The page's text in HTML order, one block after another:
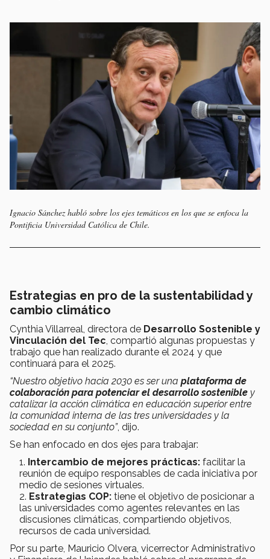
Ignacio Sánchez habló sobre los ejes temáticos en los que se enfoca la
Pontificia Universidad Católica de Chile.
Estrategias en pro de la sustentabilidad y
cambio climático
Cynthia Villarreal, directora de Desarrollo Sostenible y
Vinculación del Tec, compartió algunas propuestas y
trabajo que han realizado durante el 2024 y que
continuará para el 2025.
“Nuestro objetivo hacia 2030 es ser una plataforma de
colaboración para potenciar el desarrollo sostenible y
catalizar la acción climática en educación superior entre
la comunidad interna de las tres universidades y la
sociedad en su conjunto”, dijo.
Se han enfocado en dos ejes para trabajar:
Intercambio de mejores prácticas: facilitar la
reunión de equipo responsables de cada iniciativa por
medio de sesiones virtuales.
Estrategias COP: tiene el objetivo de posicionar a
las universidades como agentes relevantes en las
discusiones climáticas, compartiendo objetivos,
recursos de cada universidad.
Por su parte, Mauricio Olvera, vicerrector Administrativo